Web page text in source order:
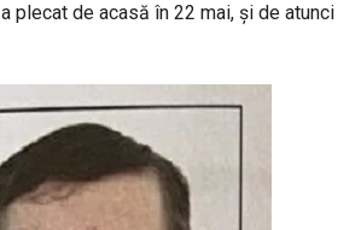
plecat de acasă în 22 mai, și de atunci